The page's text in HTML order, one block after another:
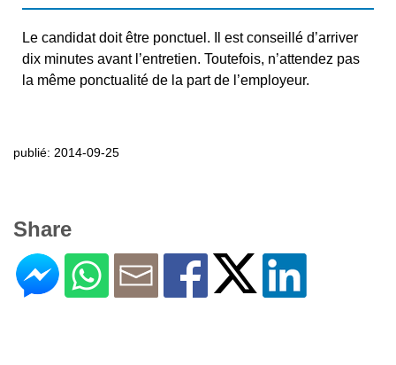
Le candidat doit être ponctuel. Il est conseillé d’arriver
dix minutes avant l’entretien. Toutefois, n’attendez pas
la même ponctualité de la part de l’employeur.
publié: 2014-09-25
Share